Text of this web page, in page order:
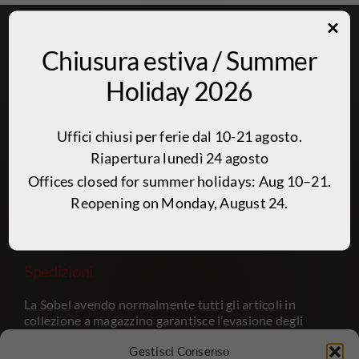
Gestisci Consenso
Via Fossano 35 – 12040 – Cervere CN – ITALY
Tel: +39 0172 471003 – Cell 335-7429723
amministrazione@pec.sobel.it
P.I. 00288970049
PRIVACY POLICY
Spedizioni
La Sobel avendo normalmente tutti gli articoli in
collezione a magazzino garantisce l’evasione degli
carico di lavoro e del periodo.
Chiusura estiva / Summer
Holiday 2026
Uffici chiusi per ferie dal 10-21 agosto.
Riapertura lunedì 24 agosto
Offices closed for summer holidays: Aug 10–21.
Reopening on Monday, August 24.